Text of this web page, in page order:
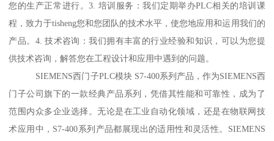
您的生产正常进行。3. 培训服务：我们定期举办PLC相关的培训课
程，致力于tisheng您和您团队的技术水平，使您地应用和运用我们的
产品。4. 技术咨询：我们拥有丰富的行业经验和知识，可以为您提
供技术咨询，解答您在工程设计和应用中遇到的问题。
SIEMENS西门子PLC模块 S7-400系列产品，作为SIEMENS西
门子公司旗下的一款经典产品系列，凭借其性能和可靠性，成为了
范围内众多企业选择。无论是在工业自动化领域，还是在物联网技
术应用中，S7-400系列产品都展现出的适用性和灵活性。SIEMENS